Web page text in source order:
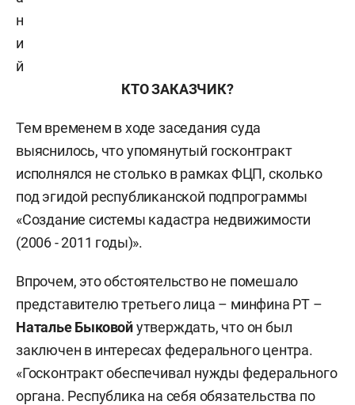
н
и
й
КТО ЗАКАЗЧИК?
Тем временем в ходе заседания суда
выяснилось, что упомянутый госконтракт
исполнялся не столько в рамках ФЦП, сколько
под эгидой республиканской подпрограммы
«Создание системы кадастра недвижимости
(2006 - 2011 годы)».
Впрочем, это обстоятельство не помешало
представителю третьего лица – минфина РТ –
Наталье Быковойутверждать, что он был
заключен в интересах федерального центра.
«Госконтракт обеспечивал нужды федерального
органа. Республика на себя обязательства по